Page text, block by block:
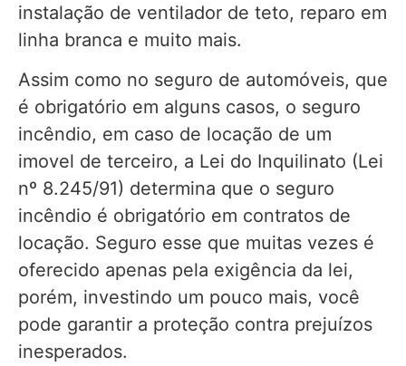
instalação de ventilador de teto, reparo em
linha branca e muito mais.
Assim como no seguro de automóveis, que
é obrigatório em alguns casos, o seguro
incêndio, em caso de locação de um
imovel de terceiro, a Lei do Inquilinato (Lei
nº 8.245/91) determina que o seguro
incêndio é obrigatório em contratos de
locação. Seguro esse que muitas vezes é
oferecido apenas pela exigência da lei,
porém, investindo um pouco mais, você
pode garantir a proteção contra prejuízos
inesperados.